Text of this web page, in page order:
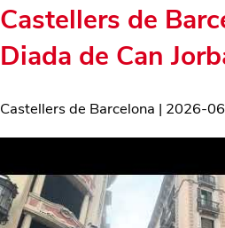
Castellers de
Diada de Can
Castellers de Barcelona | 2026-